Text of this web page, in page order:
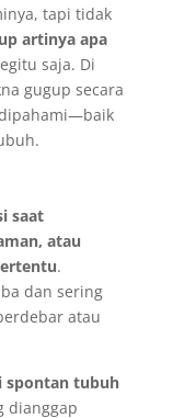
tapi tidak
artinya apa
saja. Di
gugup secara
saat
atau
.
dan sering
atau
spontan tubuh
dianggap